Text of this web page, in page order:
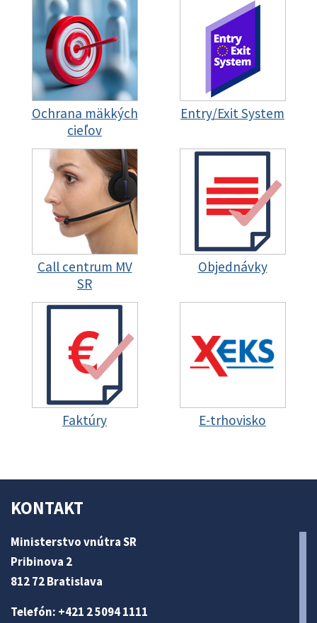
Ochrana mäkkých
cieľov
Entry/Exit System
Call centrum MV
SR
Objednávky
Faktúry E-trhovisko
KONTAKT
Ministerstvo vnútra SR
Pribinova 2
812 72 Bratislava
Telefón: +421 2 5094 1111